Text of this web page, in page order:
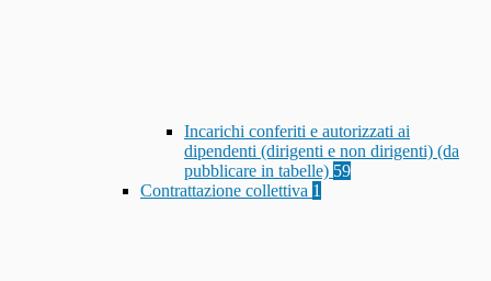
Incarichi conferiti e autorizzati ai
dipendenti (dirigenti e non dirigenti) (da
pubblicare in tabelle) 59
Contrattazione collettiva 1